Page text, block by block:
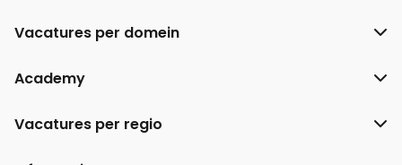
Vacatures per domein
Academy
Vacatures per regio